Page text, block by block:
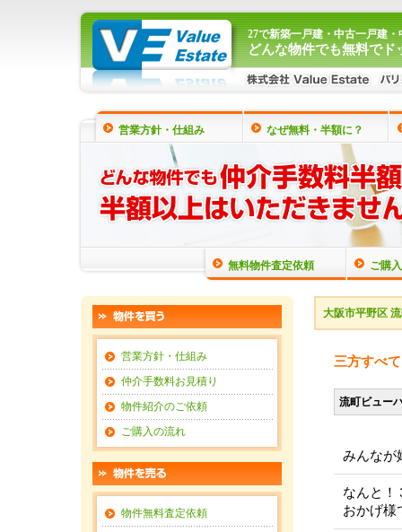
27で新築一戸建・中古一戸建
どんな物件でも無料でド
営業方針・仕組み なぜ無料・半額に？
無料物件査定依頼 ご購
営業方針・仕組み
仲介手数料お見積り
物件紹介のご依頼
ご購入の流れ
物件無料査定依頼
大阪市平野区
三方すべ
流町ビュー
みんなが
なんと！
おかげ様